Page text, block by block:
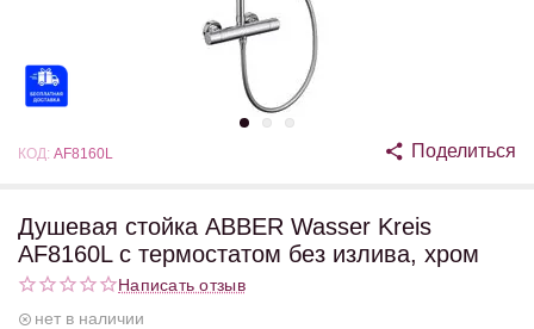
КОД: AF8160L Поделиться
Душевая стойка ABBER Wasser Kreis
AF8160L с термостатом без излива, хром
Написать отзыв
нет в наличии